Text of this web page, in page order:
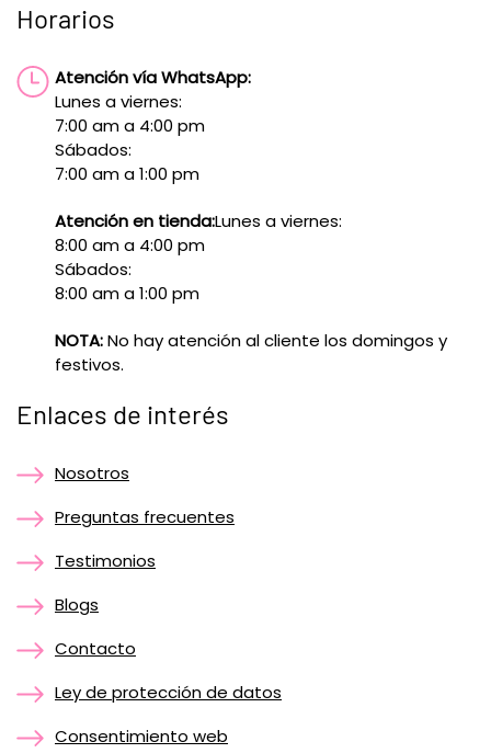
Horarios
Atención vía WhatsApp:
Lunes a viernes:
7:00 am a 4:00 pm
Sábados:
7:00 am a 1:00 pm
Atención en tienda:Lunes a viernes:
8:00 am a 4:00 pm
Sábados:
8:00 am a 1:00 pm
NOTA:No hay atención al cliente los domingos y
festivos.
Enlaces de interés
Nosotros
Preguntas frecuentes
Testimonios
Blogs
Contacto
Ley de protección de datos
Consentimiento web